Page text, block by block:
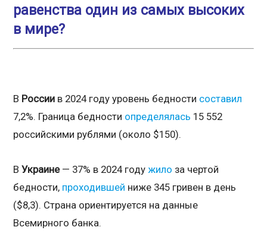
равенства один из самых высоких
в мире?
В России в 2024 году уровень бедности составил
7,2%. Граница бедности определялась 15 552
российскими рублями (около $150).
ВУкраине— 37% в 2024 годужило за чертой
бедности, проходившей ниже 345 гривен в день
($8,3). Страна ориентируется на данные
Всемирного банка.